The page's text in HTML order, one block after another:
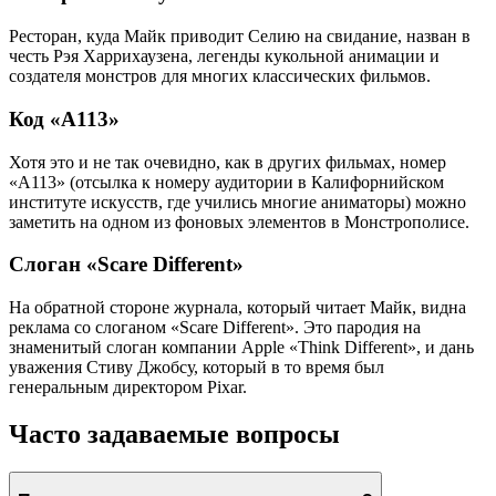
Ресторан, куда Майк приводит Селию на свидание, назван в
честь Рэя Харрихаузена, легенды кукольной анимации и
создателя монстров для многих классических фильмов.
Код «A113»
Хотя это и не так очевидно, как в других фильмах, номер
«A113» (отсылка к номеру аудитории в Калифорнийском
институте искусств, где учились многие аниматоры) можно
заметить на одном из фоновых элементов в Монстрополисе.
Слоган «Scare Different»
На обратной стороне журнала, который читает Майк, видна
реклама со слоганом «Scare Different». Это пародия на
знаменитый слоган компании Apple «Think Different», и дань
уважения Стиву Джобсу, который в то время был
генеральным директором Pixar.
Часто задаваемые вопросы